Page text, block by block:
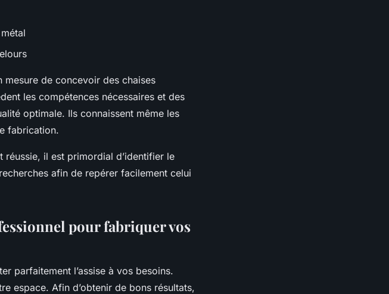
mesure de concevoir des chaises
les compétences nécessaires et des
optimale. Ils connaissent même les
fabrication.
il est primordial d’identifier le
afin de repérer facilement celui
pour fabriquer vos
parfaitement l’assise à vos besoins.
espace. Afin d’obtenir de bons résultats,